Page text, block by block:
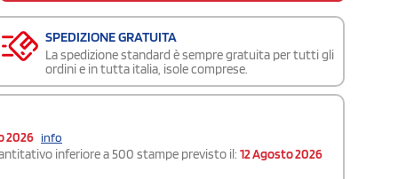
SPEDIZIONE GRATUITA
La spedizione standard è sempre gratuita per tutti gli
ordini e in tutta italia, isole comprese.
2026 info
inferiore a 500 stampe previsto il: 12 Agosto 2026